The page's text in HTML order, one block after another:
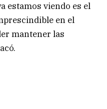
estamos viendo es el
en el
mantener las